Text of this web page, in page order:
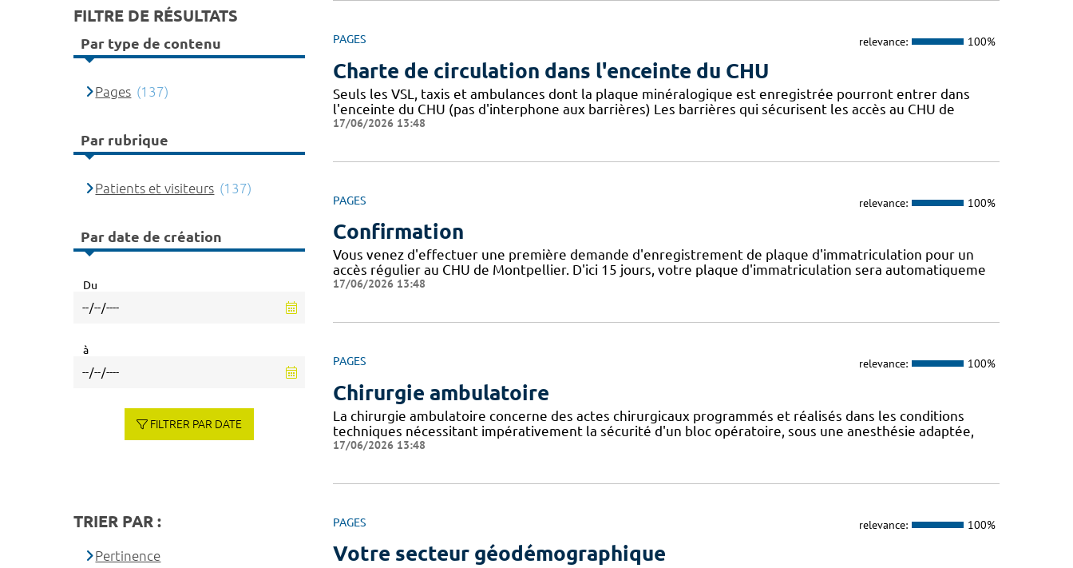
PAGES relevance: 100%
Charte de circulation dans l'enceinte du CHU
Seuls les VSL, taxis et ambulances dont la plaque minéralogique est enregistrée pourront entrer dans
l'enceinte du CHU (pas d'interphone aux barrières) Les barrières qui sécurisent les accès au CHU de
17/06/2026 13:48
PAGES relevance: 100%
Confirmation
Vous venez d'effectuer une première demande d'enregistrement de plaque d'immatriculation pour un
accès régulier au CHU de Montpellier. D'ici 15 jours, votre plaque d'immatriculation sera automatiqueme
17/06/2026 13:48
PAGES relevance: 100%
Chirurgie ambulatoire
La chirurgie ambulatoire concerne des actes chirurgicaux programmés et réalisés dans les conditions
techniques nécessitant impérativement la sécurité d'un bloc opératoire, sous une anesthésie adaptée,
17/06/2026 13:48
PAGES relevance: 100%
Votre secteur géodémographique
FILTRE DE RÉSULTATS
Par type de contenu
Pages (137)
Par rubrique
Patients et visiteurs (137)
Par date de création
Du
à
FILTRER PAR DATE
TRIER PAR :
Pertinence